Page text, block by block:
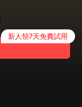
新人領7天免費試用